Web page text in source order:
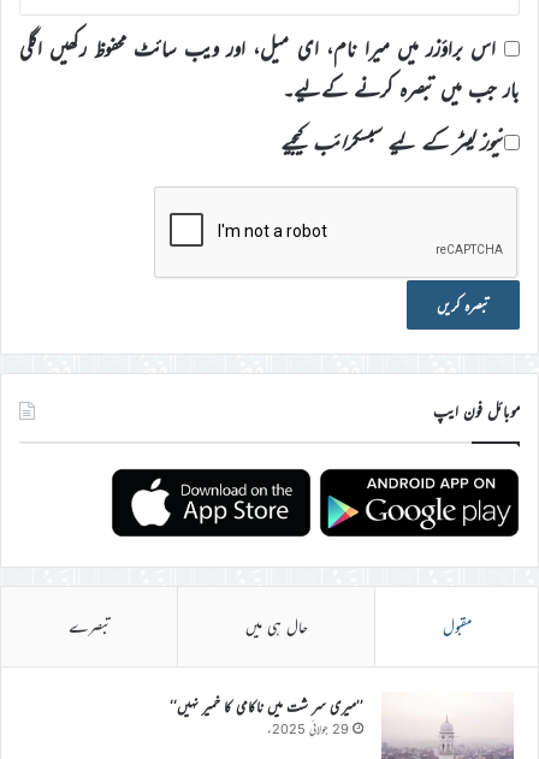
اس براؤزر میں میرا نام، ای میل، اور ویب سائٹ محفوظ رکھیں اگلی
بار جب میں تبصرہ کرنے کےلیے۔
نیوز لیٹر کے لیے سبسکرائب کیجیے
موبائل فون ایپ
مقبول حال ہی میں تبصرے
’’میری سر شت میں ناکامی کا خمیر نہیں‘‘
29 جولائی 2025ء